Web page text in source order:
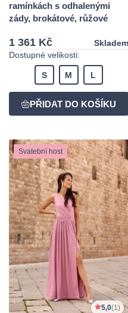
ramínkách s odhalenými
zády, brokátové, růžové
1 361 Kč
Skladem
Dostupné velikosti:
S M L
Svatební host
5,0(1)